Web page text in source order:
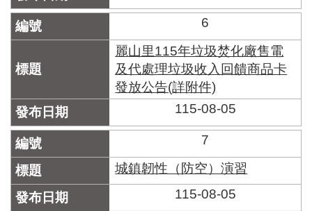
6
麗山里115年垃圾焚化廠售電
及代處理垃圾收入回饋商品卡
發放公告(詳附件)
115-08-05
7
城鎮韌性（防空）演習
115-08-05